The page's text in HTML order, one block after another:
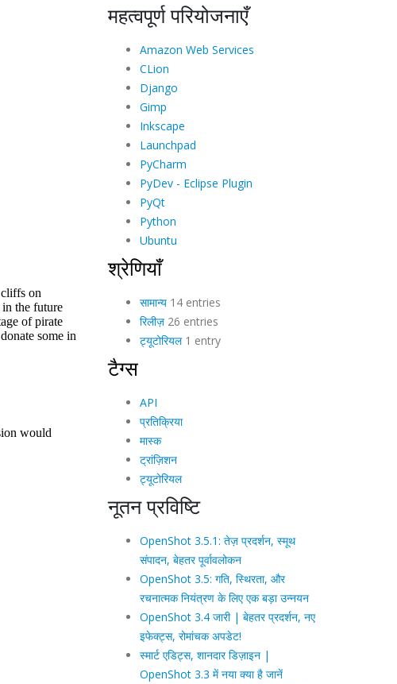
महत्वपूर्ण परियोजनाएँ
Amazon Web Services
CLion
Django
Gimp
Inkscape
Launchpad
PyCharm
PyDev - Eclipse Plugin
PyQt
Python
Ubuntu
श्रेणियाँ
सामान्य14 entries
रिलीज़26 entries
ट्यूटोरियल1 entry
टैग्स
API
प्रतिक्रिया
मास्क
ट्रांज़िशन
ट्यूटोरियल
नूतन प्रविष्टि
OpenShot 3.5.1: तेज़ प्रदर्शन, स्मूथ
संपादन, बेहतर पूर्वावलोकन
OpenShot 3.5: गति, स्थिरता, और
रचनात्मक नियंत्रण के लिए एक बड़ा उन्नयन
OpenShot 3.4 जारी | बेहतर प्रदर्शन, नए
इफेक्ट्स, रोमांचक अपडेट!
स्मार्ट एडिट्स, शानदार डिज़ाइन |
OpenShot 3.3 में नया क्या है जानें